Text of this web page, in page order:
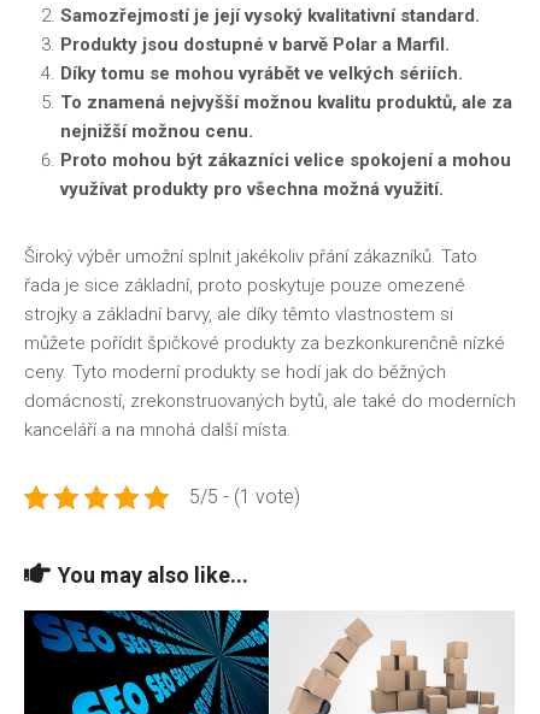
Samozřejmostí je její vysoký kvalitativní standard.
Produkty jsou dostupné v barvě Polar a Marfil.
Díky tomu se mohou vyrábět ve velkých sériích.
To znamená nejvyšší možnou kvalitu produktů, ale za
nejnižší možnou cenu.
Proto mohou být zákazníci velice spokojení a mohou
využívat produkty pro všechna možná využití.
Široký výběr umožní splnit jakékoliv přání zákazníků. Tato
řada je sice základní, proto poskytuje pouze omezené
strojky a základní barvy, ale díky těmto vlastnostem si
můžete pořídit špičkové produkty za bezkonkurenčně nízké
ceny. Tyto moderní produkty se hodí jak do běžných
domácností, zrekonstruovaných bytů, ale také do moderních
kanceláří a na mnohá další místa.
5/5 - (1 vote)
You may also like...